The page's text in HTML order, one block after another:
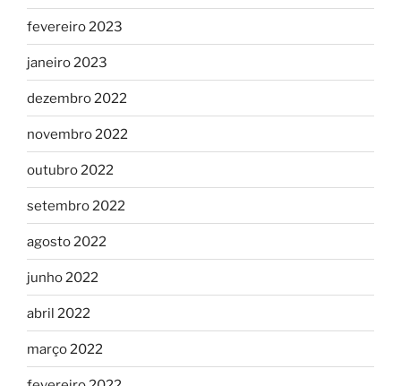
fevereiro 2023
janeiro 2023
dezembro 2022
novembro 2022
outubro 2022
setembro 2022
agosto 2022
junho 2022
abril 2022
março 2022